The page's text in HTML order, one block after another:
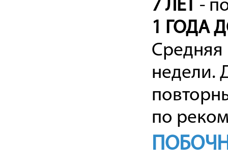
7 ЛЕТ -
1 ГОДА
Средняя
недели.
по